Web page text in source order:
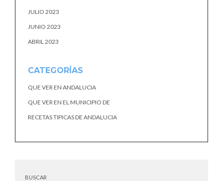
JULIO 2023
JUNIO 2023
ABRIL 2023
CATEGORÍAS
QUE VER EN ANDALUCIA
QUE VER EN EL MUNICIPIO DE
RECETAS TIPICAS DE ANDALUCIA
BUSCAR